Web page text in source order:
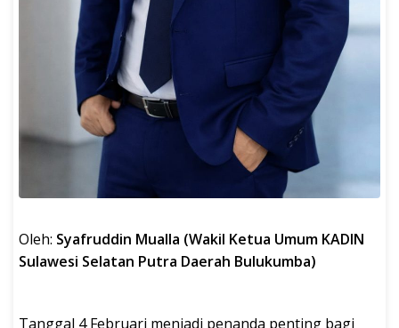
Oleh: Syafruddin Mualla (Wakil Ketua Umum KADIN
Sulawesi Selatan Putra Daerah Bulukumba)
Tanggal 4 Februari menjadi penanda penting bagi